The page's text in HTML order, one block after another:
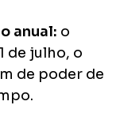
anual: o
de julho, o
de poder de